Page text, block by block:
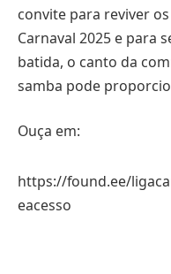
convite para reviver
Carnaval 2025 e para
batida, o canto da
samba pode
Ouça em:
https://found.ee/
eacesso